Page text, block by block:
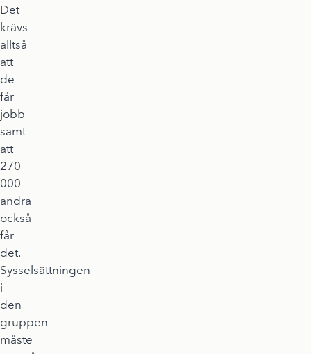
Det
krävs
alltså
att
de
får
jobb
samt
att
270
000
andra
också
får
det.
Sysselsättningen
i
den
gruppen
måste